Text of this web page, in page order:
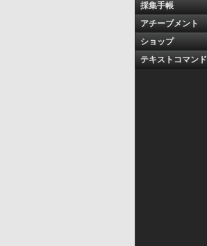
採集手帳
アチーブメント
ショップ
テキストコマンド